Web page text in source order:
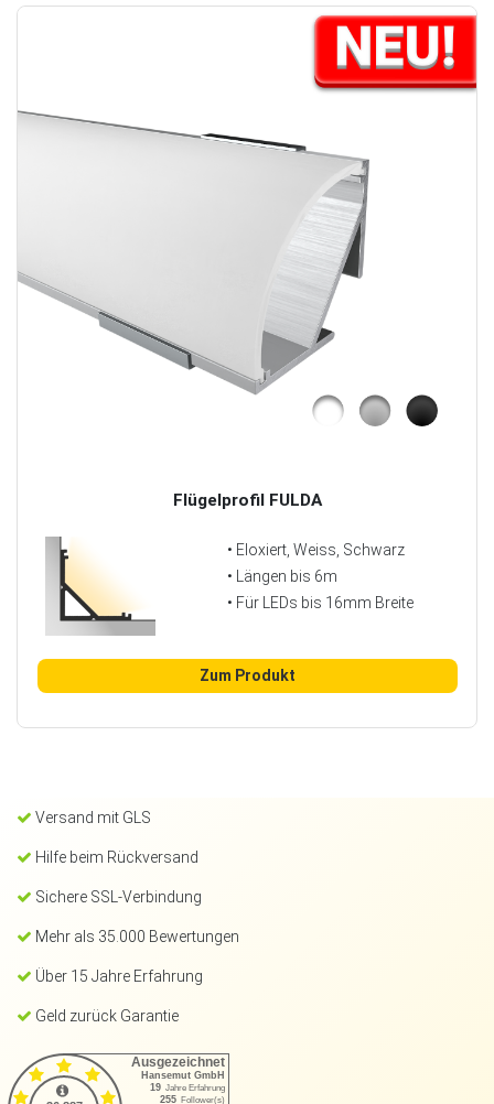
Flügelprofil FULDA
• Eloxiert, Weiss, Schwarz
• Längen bis 6m
• Für LEDs bis 16mm Breite
Zum Produkt
Versand mit GLS
Hilfe beim Rückversand
Sichere SSL-Verbindung
Mehr als 35.000 Bewertungen
Über 15 Jahre Erfahrung
Geld zurück Garantie